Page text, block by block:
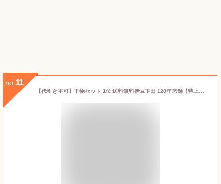
no. 11
【代引き不可】干物セット 1位 送料無料伊豆下田 120年老舗【特上】干物セット詰め合わせ C 13枚 きんめ 金目鯛 ひもの 高級 名産 小木曽商店 金目鯛 鯵 えぼ鯛 かます さんま お取り寄せ 魚 静岡 ギフト 特産品 御中元